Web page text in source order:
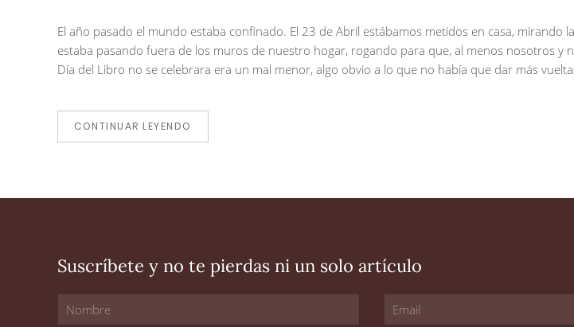
El año pasado el mundo estaba confinado. El 23 de Abril estábamos metidos en casa,
estaba pasando fuera de los muros de nuestro hogar, rogando para que, al menos nosotros y
Día del Libro no se celebrara era un mal menor, algo obvio a lo que no había que dar más
CONTINUAR LEYENDO
Suscríbete y no te pierdas ni un solo artículo